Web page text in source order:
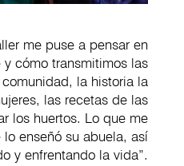
me puse a pensar en
cómo transmitimos las
la historia la
las recetas de las
los huertos. Lo que me
enseñó su abuela, así
y enfrentando la vida”.